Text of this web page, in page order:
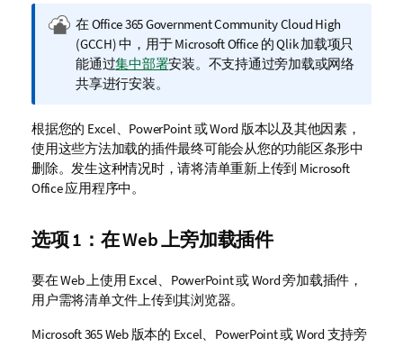
Q
l
i
k
l
o
u
d
v
r
n
e
在 Office 365 Government Community Cloud High
(GCCH) 中，用于Microsoft Office 的Qlik加载项只
能通过集中部署安装。不支持通过旁加载或网络
共享进行安装。
根据您的 Excel、 PowerPoint或Word 版本以及其他因素，
使用这些方法加载的插件最终可能会从您的功能区条形中
删除。发生这种情况时，请将清单重新上传到 Microsoft
Office应用程序中。
选项 1：在 Web 上旁加载插件
要在 Web 上使用 Excel、 PowerPoint或Word旁加载插件，
用户需将清单文件上传到其浏览器。
Microsoft 365Web 版本的 Excel、 PowerPoint或Word 支持旁